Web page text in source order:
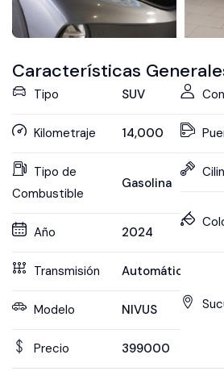
Características
Tipo SUV
Kilometraje 14,000
Tipo de
Combustible
Gasolina
Año 2024
Transmisión Automática
Modelo NIVUS
Precio 399000